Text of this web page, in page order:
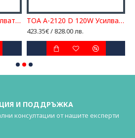
TOA A-2060 D 60W усилвател TOA A-2120 D 120W Усилвател
423.35€ / 828.00 лв.
И ПОДДРЪЖКА
консултации от нашите експерти